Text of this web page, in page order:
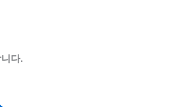
다.